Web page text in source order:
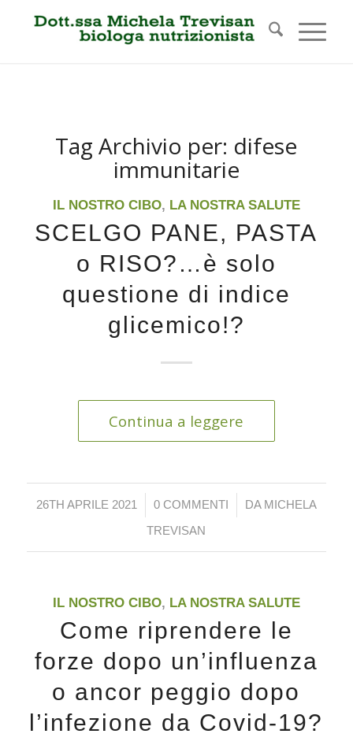
Tag Archivio per: difese
immunitarie
IL NOSTRO CIBO, LA NOSTRA SALUTE
SCELGO PANE, PASTA
o RISO?…è solo
questione di indice
glicemico!?
Continua a leggere
26TH APRILE 2021
/ 0 COMMENTI
/ DA MICHELA
TREVISAN
IL NOSTRO CIBO, LA NOSTRA SALUTE
Come riprendere le
forze dopo un’influenza
o ancor peggio dopo
l’infezione da Covid-19?